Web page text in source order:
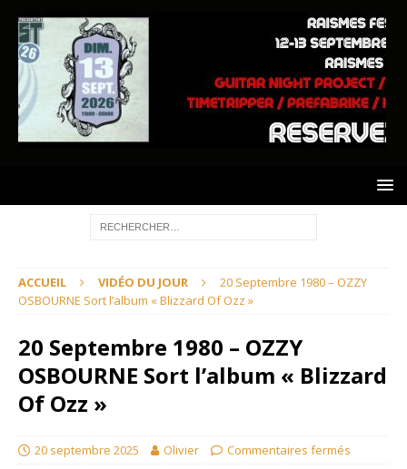
ACCUEIL VIDÉO DU JOUR
20 Septembre 1980 – OZZY
OSBOURNE Sort l’album « Blizzard Of Ozz »
20 Septembre 1980 – OZZY
OSBOURNE Sort l’album « Blizzard
Of Ozz »
20 septembre 2025 Olivier Commentaires fermés